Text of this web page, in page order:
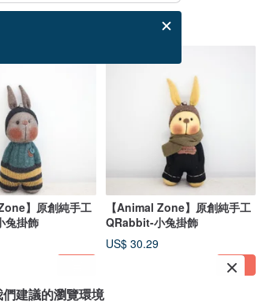
】原創純手工
兔掛飾
【Animal Zone】原創純手工
QRabbit-小兔掛飾
US$ 30.29
們建議的瀏覽環境